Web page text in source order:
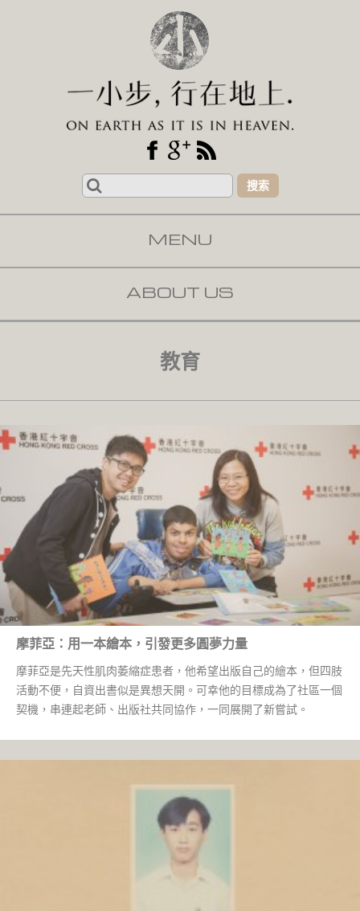
Search
for:
MENU
SKIP TO CONTENT
ABOUT US
教育
摩菲亞：用一本繪本，引發更多圓夢力量
摩菲亞是先天性肌肉萎縮症患者，他希望出版自己的繪本，但四肢
活動不便，自資出書似是異想天開。可幸他的目標成為了社區一個
契機，串連起老師、出版社共同協作，一同展開了新嘗試。